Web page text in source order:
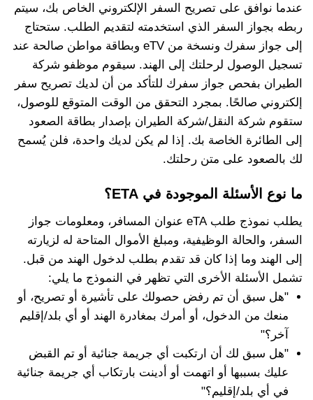
عندما نوافق على تصريح السفر الإلكتروني الخاص بك، سيتم
ربطه بجواز السفر الذي استخدمته لتقديم الطلب. ستحتاج
إلى جواز سفرك ونسخة من eTV وبطاقة مواطن صالحة عند
تسجيل الوصول لرحلتك إلى الهند. سيقوم موظفو شركة
الطيران بفحص جواز سفرك للتأكد من أن لديك تصريح سفر
إلكتروني صالحًا. بمجرد التحقق من الوقت المتوقع للوصول،
ستقوم شركة النقل/شركة الطيران بإصدار بطاقة الصعود
إلى الطائرة الخاصة بك. إذا لم يكن لديك واحدة، فلن يُسمح
لك بالصعود على متن رحلتك.
ما نوع الأسئلة الموجودة في ETA؟
يطلب نموذج طلب eTA عنوان المسافر، ومعلومات جواز
السفر، والحالة الوظيفية، ومبلغ الأموال المتاحة له لزيارته
إلى الهند وما إذا كان قد تقدم بطلب لدخول الهند من قبل.
تشمل الأسئلة الأخرى التي تظهر في النموذج ما يلي:
"هل سبق أن تم رفض حصولك على تأشيرة أو تصريح، أو
منعك من الدخول، أو أمرك بمغادرة الهند أو أي بلد/إقليم
آخر؟"
"هل سبق لك أن ارتكبت أي جريمة جنائية أو تم القبض
عليك بسببها أو اتهمت أو أدينت بارتكاب أي جريمة جنائية
في أي بلد/إقليم؟"